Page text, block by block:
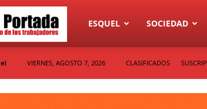
Diario
La
ESQUEL SOCIEDAD
VIERNES, AGOSTO 7, 2026 CLASIFICADOS